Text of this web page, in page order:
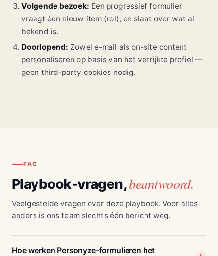
Volgende bezoek: Een progressief formulier
vraagt één nieuw item (rol), en slaat over wat al
bekend is.
Doorlopend: Zowel e-mail als on-site content
personaliseren op basis van het verrijkte profiel —
geen third-party cookies nodig.
FAQ
Playbook-vragen,beantwoord.
Veelgestelde vragen over deze playbook. Voor alles
anders is ons team slechts één bericht weg.
Hoe werken Personyze-formulieren het